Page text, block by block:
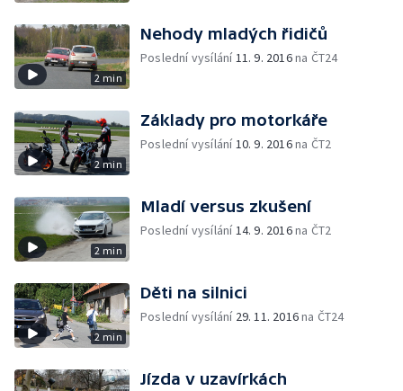
2 min
Nehody mladých řidičů
Poslední vysílání11. 9. 2016na ČT24
2 min
Základy pro motorkáře
Poslední vysílání10. 9. 2016na ČT2
2 min
Mladí versus zkušení
Poslední vysílání14. 9. 2016na ČT2
2 min
Děti na silnici
Poslední vysílání 29. 11. 2016na ČT24
Jízda v uzavírkách